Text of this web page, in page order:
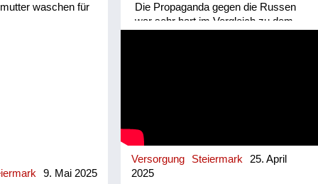
waschen für
9. Mai 2025
Die Propaganda gegen die Russen
war sehr hart im Vergleich zu dem,
haben wir von den Russen nichts
bekommen, weil sie ja auch
rationiert waren. Ich erinnere mich,
da war mal ein russischer Offizier,
Versorgung Steiermark
25. April
2025